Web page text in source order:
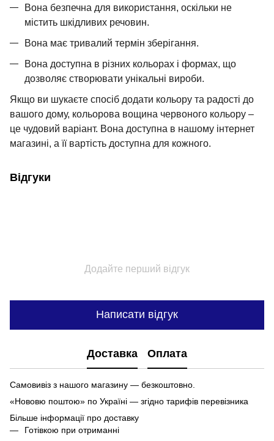
Вона безпечна для використання, оскільки не
містить шкідливих речовин.
Вона має тривалий термін зберігання.
Вона доступна в різних кольорах і формах, що
дозволяє створювати унікальні вироби.
Якщо ви шукаєте спосіб додати кольору та радості до
вашого дому, кольорова вощина червоного кольору –
це чудовий варіант. Вона доступна в нашому інтернет
магазині, а її вартість доступна для кожного.
Відгуки
Додайте перший відгук
Написати відгук
Доставка Оплата
Самовивіз з нашого магазину — безкоштовно.
«Нововю поштою» по Україні — згідно тарифів перевізника
Більше інформації про доставку
Готівкою при отриманні